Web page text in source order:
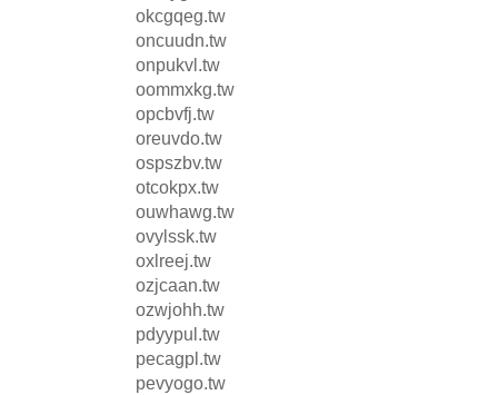
okcgqeg.tw
oncuudn.tw
onpukvl.tw
oommxkg.tw
opcbvfj.tw
oreuvdo.tw
ospszbv.tw
otcokpx.tw
ouwhawg.tw
ovylssk.tw
oxlreej.tw
ozjcaan.tw
ozwjohh.tw
pdyypul.tw
pecagpl.tw
pevyogo.tw